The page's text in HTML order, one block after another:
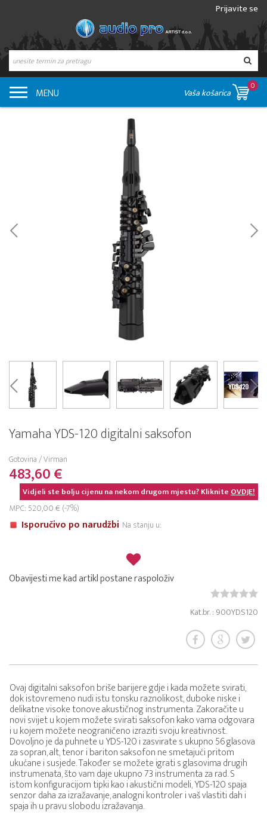
Prijavite se
MENU Vaša košarica
0
Yamaha YDS-120 digitalni saksofon
Gotovina / Virman
483,60 €
Vidjeli ste bolju cijenu na nekom drugom mjestu? KlikniteOVDJE!
MPC: 520,00 € (-7%)
Isporučivo po narudžbi Na stanju u:
Obavijesti me kad artikl postane raspoloživ
Kat.br. : 900YDS120
Ovaj digitalni saksofon briše barijere gdje i kada možete svirati,
dok istovremeno nudi istu tonsku raznolikost, duboke niske i
delikatne visoke tonove akustičnog instrumenta. Zakoračite u
novi svijet u kojem možete svirati saksofon kako vama odgovara
i u kojem možete neograničeno izraziti svoju kreativnost.
Dovoljno je da puhnete u YDS-120 i zasvirate s ukupno 56 glasova
za sopran, alt, tenor i bariton saksofon ne smetajući pritom
ukućane i susjede. Također se možete igrati s glasovima drugih
instrumenata, što vam daje ukupno 73 instrumenta za rad. S
istom konfiguracijom tipki kao i akustični modeli, YDS-120 spaja
senzor daha za izražavanje, analogni kontroler i vaš vlastiti dah i
spaja ih u pravu slobodu izražavanja.